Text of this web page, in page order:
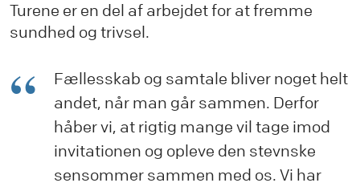
Turene er en del af arbejdet for at fremme
sundhed og trivsel.
Fællesskab og samtale bliver noget helt
andet, når man går sammen. Derfor
håber vi, at rigtig mange vil tage imod
invitationen og opleve den stevnske
sensommer sammen med os. Vi har